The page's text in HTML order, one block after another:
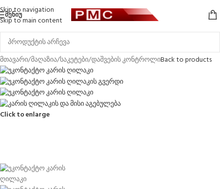
Skip to navigation
Skip to main content
ᲛᲔᲜᲘᲣ
მთავარი/მაღაზია/საკეტები/დაშვების კონტროლიBack to products
Click to enlarge